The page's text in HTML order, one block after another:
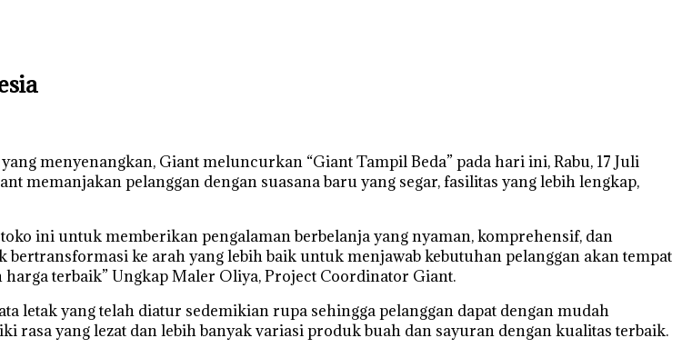
menyenangkan, Giant meluncurkan “Giant Tampil Beda” pada hari ini, Rabu, 17 Juli
memanjakan pelanggan dengan suasana baru yang segar, fasilitas yang lebih lengkap,
ini untuk memberikan pengalaman berbelanja yang nyaman, komprehensif, dan
ke arah yang lebih baik untuk menjawab kebutuhan pelanggan akan tempat
terbaik” Ungkap Maler Oliya, Project Coordinator Giant.
letak yang telah diatur sedemikian rupa sehingga pelanggan dapat dengan mudah
yang lezat dan lebih banyak variasi produk buah dan sayuran dengan kualitas terbaik.